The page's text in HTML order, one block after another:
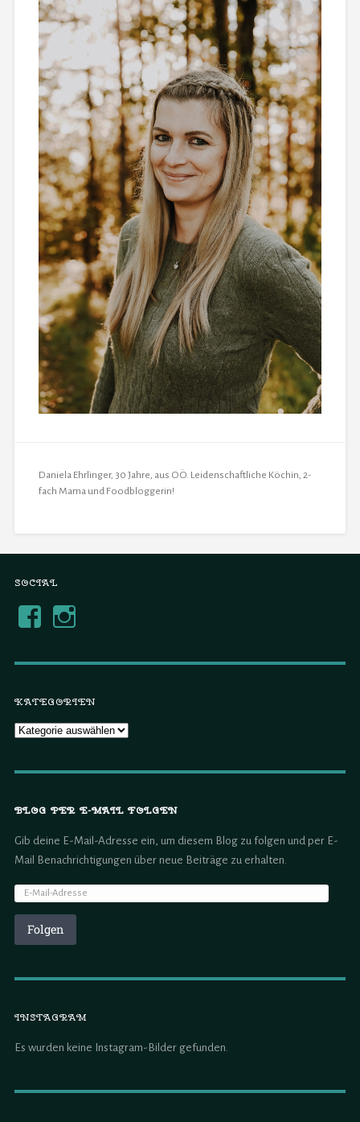
Daniela Ehrlinger, 30 Jahre, aus OÖ. Leidenschaftliche Köchin, 2-
fach Mama und Foodbloggerin!
SOCIAL
KATEGORIEN
BLOG PER E-MAIL FOLGEN
Gib deine E-Mail-Adresse ein, um diesem Blog zu folgen und per E-
Mail Benachrichtigungen über neue Beiträge zu erhalten.
Folgen
INSTAGRAM
Es wurden keine Instagram-Bilder gefunden.